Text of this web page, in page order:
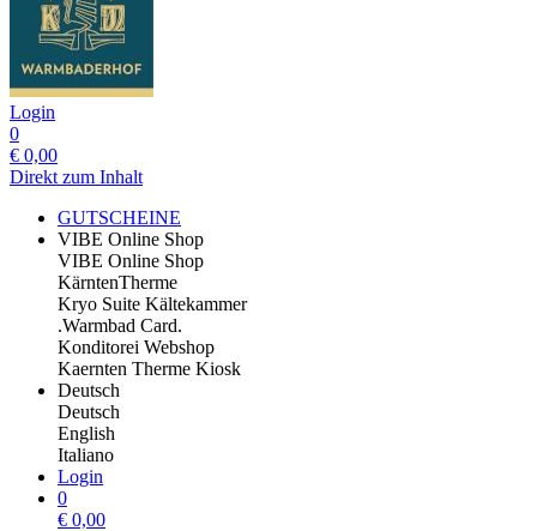
Login
0
€ 0,00
Direkt zum Inhalt
GUTSCHEINE
VIBE Online Shop
VIBE Online Shop
KärntenTherme
Kryo Suite Kältekammer
.Warmbad Card.
Konditorei Webshop
Kaernten Therme Kiosk
Deutsch
Deutsch
English
Italiano
Login
0
€ 0,00